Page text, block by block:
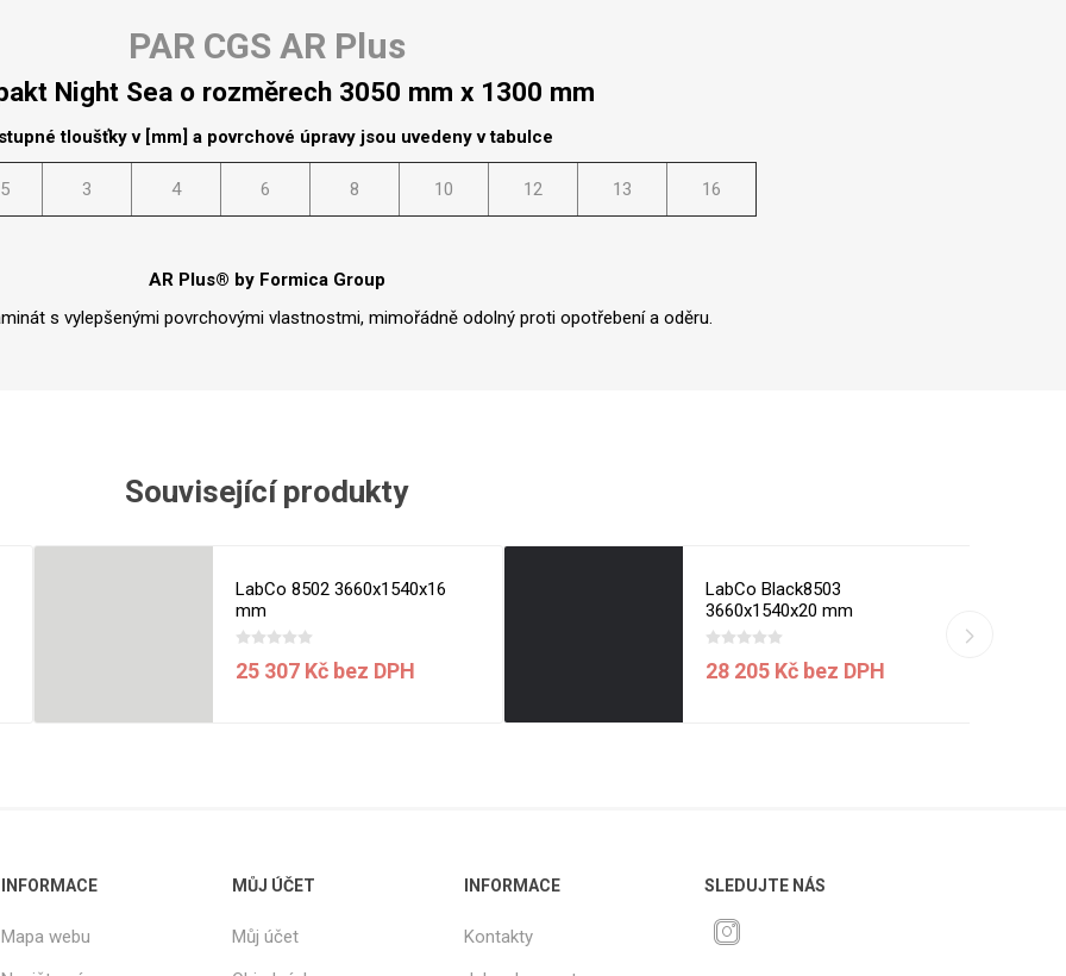
PAR CGS AR Plus
Night Sea o rozměrech 3050 mm x 1300 mm
tloušťky v [mm] a povrchové úpravy jsou uvedeny v tabulce
3 4 6 8 10 12 13 16
AR Plus® by Formica Group
s vylepšenými povrchovými vlastnostmi, mimořádně odolný proti opotřebení a oděru.
Související produkty
LabCo 8502 3660x1540x16
mm
25 307 Kč bez DPH
LabCo Black8503
3660x1540x20 mm
28 205 Kč bez DPH
INFORMACE
Mapa webu
MŮJ ÚČET
Můj účet
INFORMACE
Kontakty
SLEDUJTE NÁS